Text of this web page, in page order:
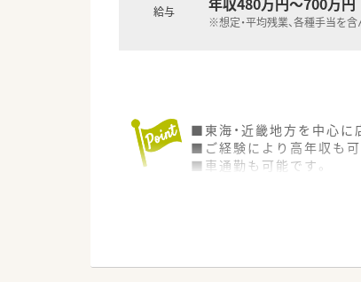
給与
※想定・平均残業、各種手当を
■東海・近畿地方を中心に
■ご経験により高年収も可
■車通勤も可能です。